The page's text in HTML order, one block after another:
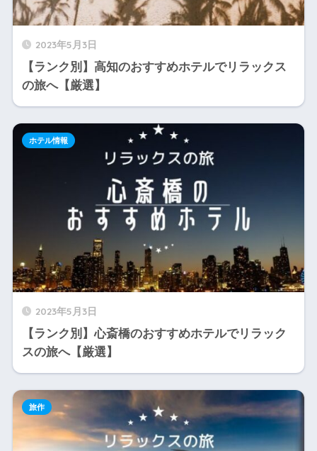
2023年5月3日
【ランク別】高知のおすすめホテルでリラックス
の旅へ【厳選】
2023年5月3日
【ランク別】心斎橋のおすすめホテルでリラック
スの旅へ【厳選】
ホテル情報
旅作